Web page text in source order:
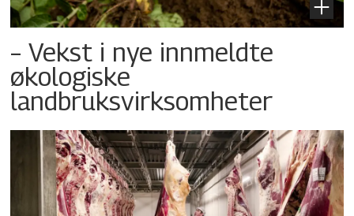
– Vekst i nye innmeldte
økologiske
landbruksvirksomheter